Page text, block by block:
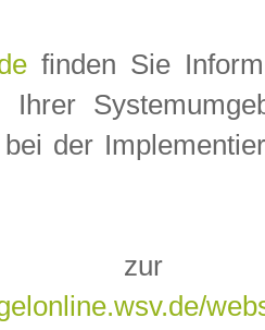
finden Sie
Ihrer
der
zur